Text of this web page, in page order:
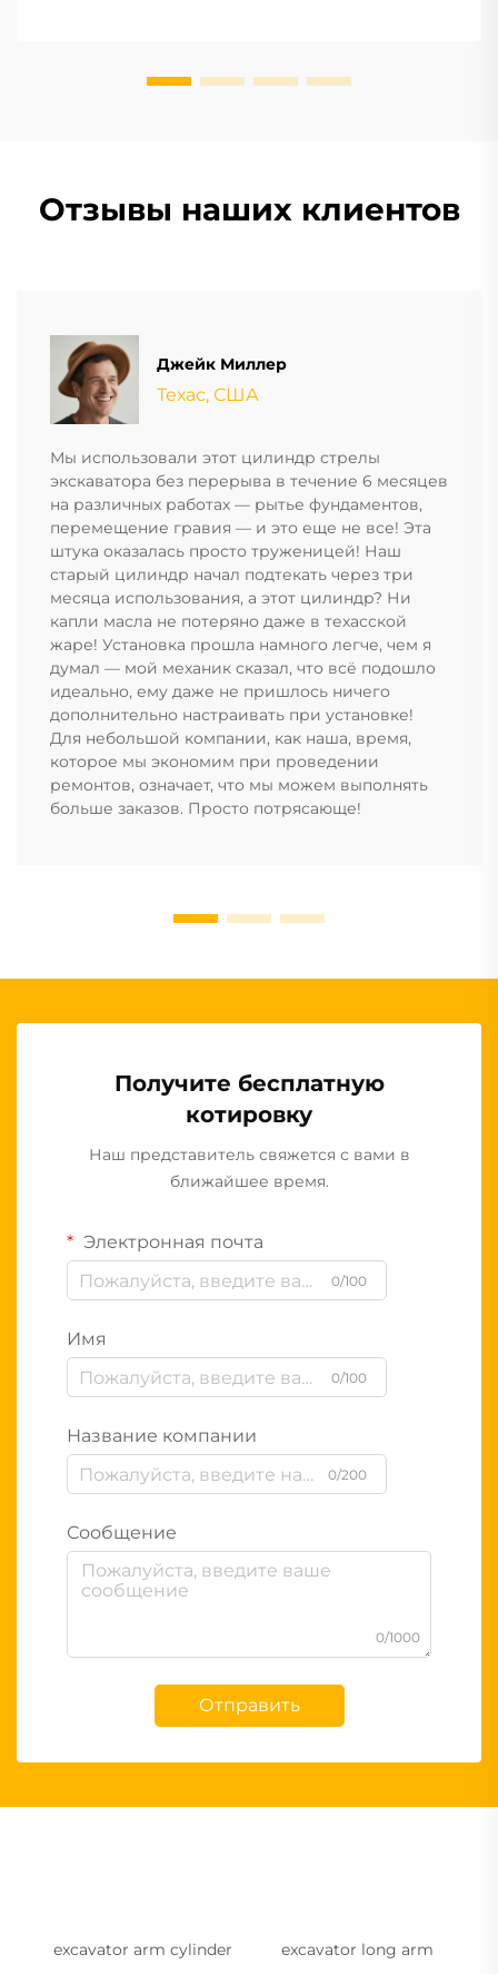
Отзывы наших клиентов
Джейк Миллер
Техас, США
Мы использовали этот цилиндр стрелы
экскаватора без перерыва в течение 6 месяцев
на различных работах — рытье фундаментов,
перемещение гравия — и это еще не все! Эта
штука оказалась просто труженицей! Наш
старый цилиндр начал подтекать через три
месяца использования, а этот цилиндр? Ни
капли масла не потеряно даже в техасской
жаре! Установка прошла намного легче, чем я
думал — мой механик сказал, что всё подошло
идеально, ему даже не пришлось ничего
дополнительно настраивать при установке!
Для небольшой компании, как наша, время,
которое мы экономим при проведении
ремонтов, означает, что мы можем выполнять
больше заказов. Просто потрясающе!
Получите бесплатную
котировку
Наш представитель свяжется с вами в
ближайшее время.
Электронная почта
0/100
Имя
0/100
Название компании
0/200
Сообщение
0/1000
Отправить
excavator arm cylinder excavator long arm